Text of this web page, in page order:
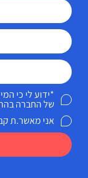
*ידוע לי כי
של החברה
אני מאשר.ת